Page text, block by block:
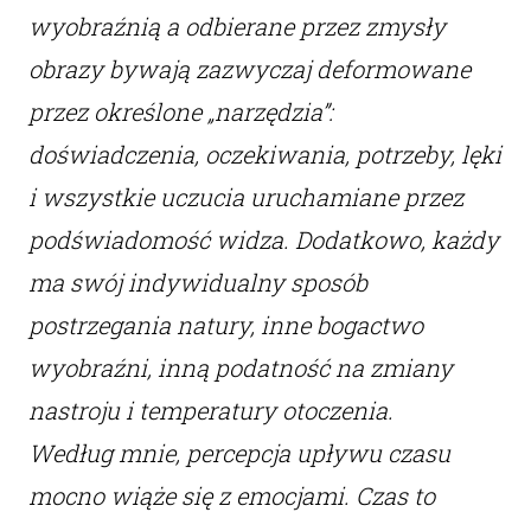
wyobraźnią a odbierane przez zmysły
obrazy bywają zazwyczaj deformowane
przez określone „narzędzia”:
doświadczenia, oczekiwania, potrzeby, lęki
i wszystkie uczucia uruchamiane przez
podświadomość widza. Dodatkowo, każdy
ma swój indywidualny sposób
postrzegania natury, inne bogactwo
wyobraźni, inną podatność na zmiany
nastroju i temperatury otoczenia.
Według mnie, percepcja upływu czasu
mocno wiąże się z emocjami. Czas to